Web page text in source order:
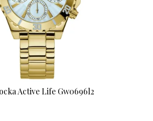
Active Life Gw0696l2